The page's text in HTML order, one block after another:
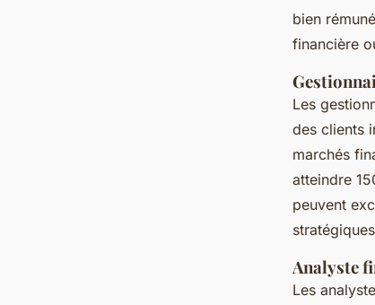
bien
financière
Les
des clients
marchés
atteindre
peuvent
Analyste
Les